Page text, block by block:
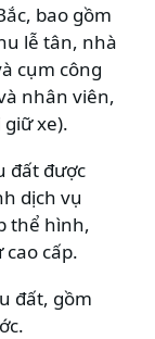
bao gồm
lễ tân, nhà
cụm công
nhân viên,
xe).
đất được
dịch vụ
thể hình,
cấp.
đất, gồm